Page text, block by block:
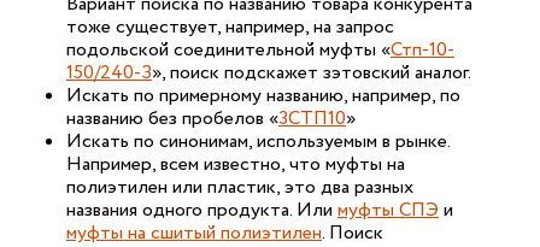
тоже существует, например, на запрос
подольской соединительной муфты «Стп-10-
150/240-З», поиск подскажет зэтовский аналог.
Искать по примерному названию, например, по
названию без пробелов «3СТП10»
Искать по синонимам, используемым в рынке.
Например, всем известно, что муфты на
полиэтилен или пластик, это два разных
названия одного продукта. Или муфты СПЭи
муфты на сшитый полиэтилен. Поиск